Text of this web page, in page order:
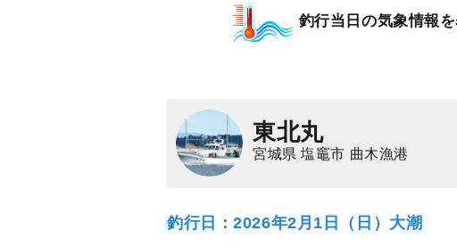
1,500ポイント還
釣行当日の気象情報
東北丸
宮城県 塩竈市 曲木漁港
釣行日：2026年2月1日（日）大潮